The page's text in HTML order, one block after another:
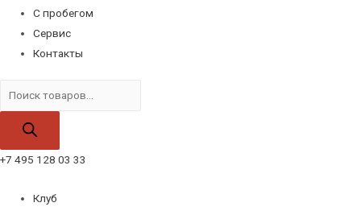
С пробегом
Сервис
Контакты
товаров
+7 495 128 03 33
Клуб